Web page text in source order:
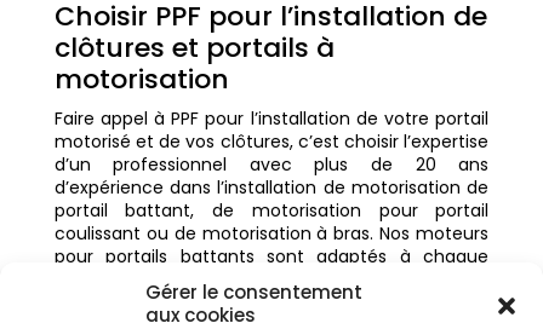
Gérer le consentement
aux cookies
Choisir PPF pour l’installation de
clôtures et portails à
motorisation
Faire appel à PPF pour l’installation de votre portail
motorisé et de vos clôtures, c’est choisir l’expertise
d’un professionnel avec plus de 20 ans
d’expérience dans l’installation de motorisation de
portail battant, de motorisation pour portail
coulissant ou de motorisation à bras. Nos moteurs
pour portails battants sont adaptés à chaque
configuration, que vous optiez pour un portail
battant en aluminium ou un portail en PVC.